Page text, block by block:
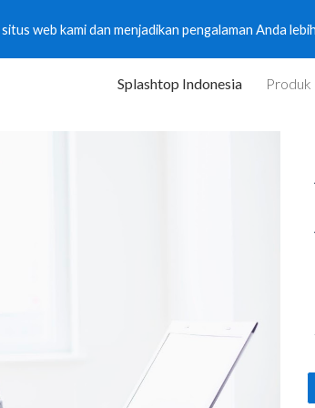
to main content
web kami dan menjadikan pengalaman Anda
Splashtop Indonesia Produk